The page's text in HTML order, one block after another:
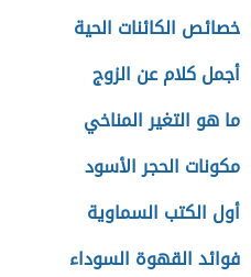
خصائص الكائنات الحية
أجمل كلام عن الزوج
ما هو التغير المناخي
مكونات الحجر الأسود
أول الكتب السماوية
فوائد القهوة السوداء